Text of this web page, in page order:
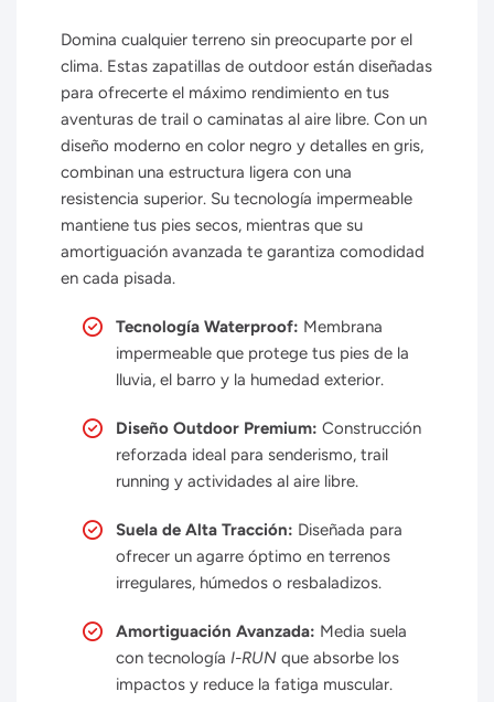
Domina cualquier terreno sin preocuparte por el
clima. Estas zapatillas de outdoor están diseñadas
para ofrecerte el máximo rendimiento en tus
aventuras de trail o caminatas al aire libre. Con un
diseño moderno en color negro y detalles en gris,
combinan una estructura ligera con una
resistencia superior. Su tecnología impermeable
mantiene tus pies secos, mientras que su
amortiguación avanzada te garantiza comodidad
en cada pisada.
Tecnología Waterproof: Membrana
impermeable que protege tus pies de la
lluvia, el barro y la humedad exterior.
Diseño Outdoor Premium: Construcción
reforzada ideal para senderismo, trail
running y actividades al aire libre.
Suela de Alta Tracción: Diseñada para
ofrecer un agarre óptimo en terrenos
irregulares, húmedos o resbaladizos.
Amortiguación Avanzada: Media suela
con tecnología I-RUN que absorbe los
impactos y reduce la fatiga muscular.